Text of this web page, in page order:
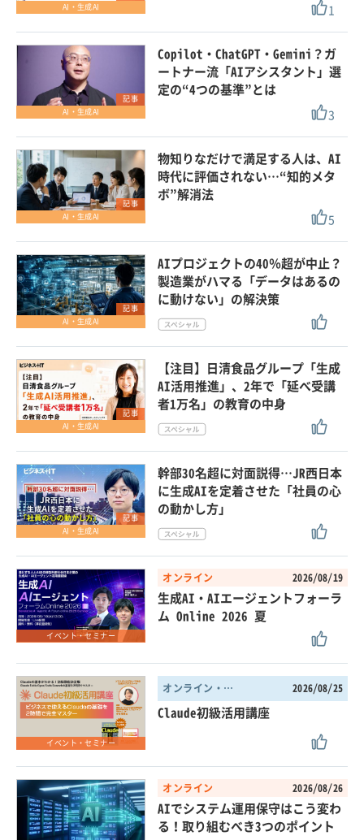
AI・生成AI 1
記事
AI・生成AI
Copilot・ChatGPT・Gemini？ガ
ートナー流「AIアシスタント」選
定の“4つの基準”とは
3
記事
AI・生成AI
物知りなだけで満足する人は、AI
時代に評価されない…“知的メタ
ボ”解消法
5
記事
AI・生成AI
AIプロジェクトの40％超が中止？
製造業がハマる「データはあるの
に動けない」の解決策
記事
AI・生成AI
【注目】日清食品グループ「生成
AI活用推進」、2年で「延べ受講
者1万名」の教育の中身
記事
AI・生成AI
幹部30名超に対面説得…JR西日本
に生成AIを定着させた「社員の心
の動かし方」
イベント・セミナー
オンライン 2026/08/19
生成AI・AIエージェントフォーラ
ム Online 2026 夏
イベント・セミナー
オンライン・東京都 2026/08/25
Claude初級活用講座
オンライン 2026/08/26
AIでシステム運用保守はこう変わ
る！取り組むべき3つのポイント